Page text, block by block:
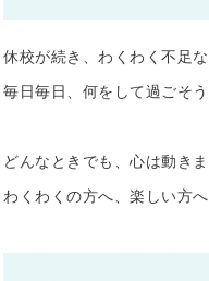
休校が続き、わくわく不足な
毎日毎日、何をして過ごそ
どんなときでも、心は動きま
わくわくの方へ、楽しい方へ